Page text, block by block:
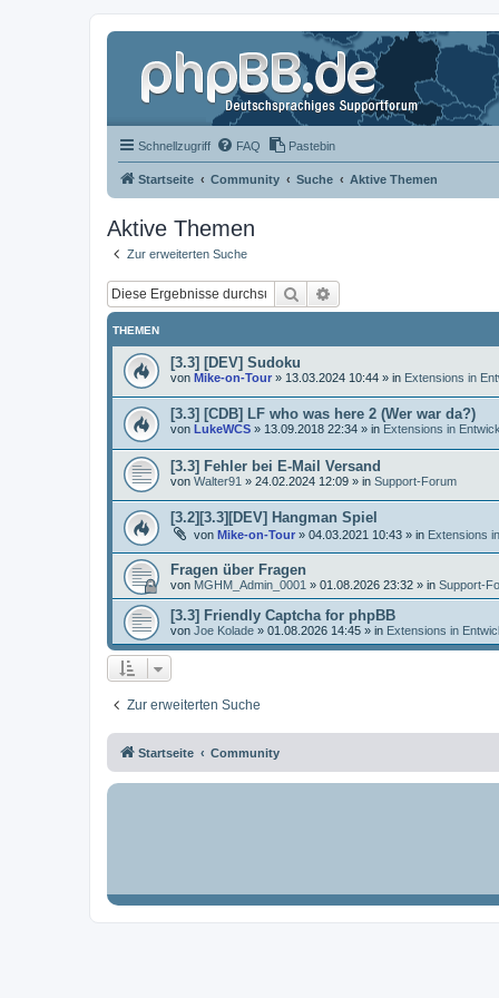
Schnellzugriff FAQ Pastebin
Startseite Community Suche Aktive Themen
Aktive Themen
Zur erweiterten Suche
Suche
THEMEN
[3.3] [DEV] Sudoku
von Mike-on-Tour » 13.03.2024 10:44 » in Extensions in
[3.3] [CDB] LF who was here 2 (Wer war da?)
von LukeWCS » 13.09.2018 22:34 » in Extensions in
[3.3] Fehler bei E-Mail Versand
von Walter91 » 24.02.2024 12:09 » in Support-Forum
[3.2][3.3][DEV] Hangman Spiel
von Mike-on-Tour » 04.03.2021 10:43 » in Extensions
Fragen über Fragen
von MGHM_Admin_0001 » 01.08.2026 23:32 » in Support-
[3.3] Friendly Captcha for phpBB
von Joe Kolade » 01.08.2026 14:45 » in Extensions in
Zur erweiterten Suche
Startseite Community